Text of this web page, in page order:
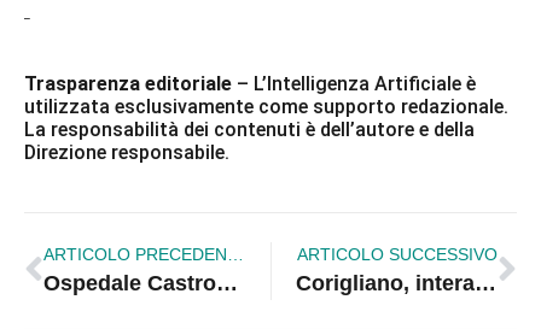
Trasparenza editoriale – L’Intelligenza Artificiale è
utilizzata esclusivamente come supporto redazionale.
La responsabilità dei contenuti è dell’autore e della
Direzione responsabile.
Ospedale Castrovillari. In arrivo otto medici cubani. Laghi: «Siamo soddisfatti. Continuare così»
ARTICOLO SUCCESSIVO
Corigliano, intera famiglia sotto sequestro: in manette 50enne